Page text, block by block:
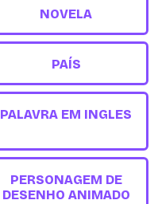
NOVELA
PAÍS
PALAVRA EM INGLES
PERSONAGEM DE
DESENHO ANIMADO